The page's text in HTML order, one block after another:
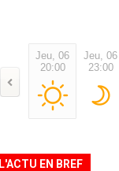
Jeu, 06
20:00
Jeu, 06
23:00
L'ACTU EN BREF